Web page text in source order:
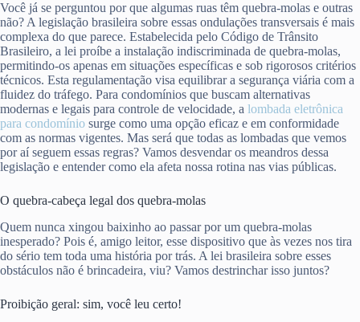
Você já se perguntou por que algumas ruas têm quebra-molas e outras
não? A legislação brasileira sobre essas ondulações transversais é mais
complexa do que parece. Estabelecida pelo Código de Trânsito
Brasileiro, a lei proíbe a instalação indiscriminada de quebra-molas,
permitindo-os apenas em situações específicas e sob rigorosos critérios
técnicos. Esta regulamentação visa equilibrar a segurança viária com a
fluidez do tráfego. Para condomínios que buscam alternativas
modernas e legais para controle de velocidade, a lombada eletrônica
para condomínio surge como uma opção eficaz e em conformidade
com as normas vigentes. Mas será que todas as lombadas que vemos
por aí seguem essas regras? Vamos desvendar os meandros dessa
legislação e entender como ela afeta nossa rotina nas vias públicas.
O quebra-cabeça legal dos quebra-molas
Quem nunca xingou baixinho ao passar por um quebra-molas
inesperado? Pois é, amigo leitor, esse dispositivo que às vezes nos tira
do sério tem toda uma história por trás. A lei brasileira sobre esses
obstáculos não é brincadeira, viu? Vamos destrinchar isso juntos?
Proibição geral: sim, você leu certo!